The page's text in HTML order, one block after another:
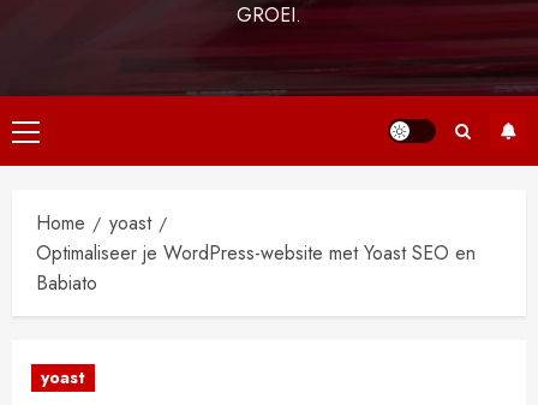
GROEI.
Primair
menu
Home
yoast
Optimaliseer je WordPress-website met Yoast SEO en
Babiato
yoast